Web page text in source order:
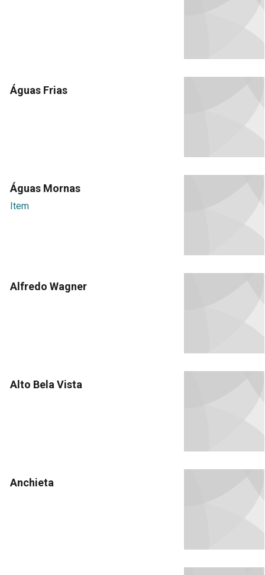
Águas Frias
Águas Mornas
Item
Alfredo Wagner
Alto Bela Vista
Anchieta